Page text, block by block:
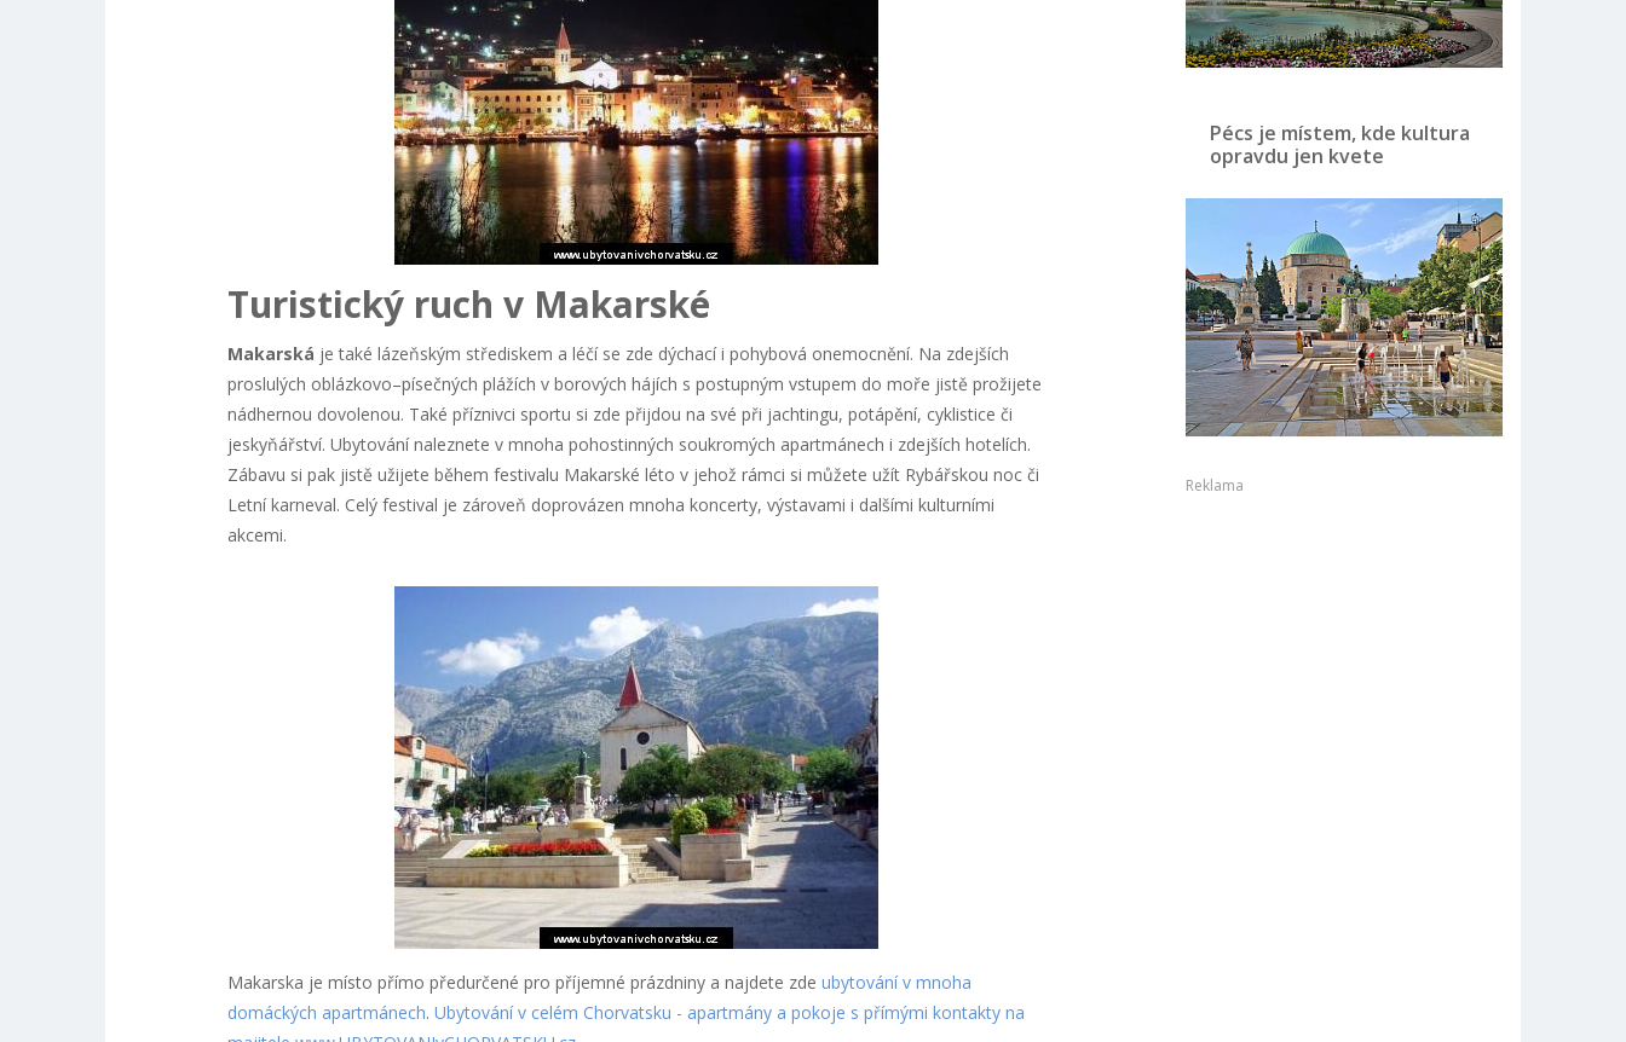
Turistický ruch v Makarské
Makarská je také lázeňským střediskem a léčí se zde dýchací i pohybová onemocnění. Na zdejších
proslulých oblázkovo–písečných plážích v borových hájích s postupným vstupem do moře jistě prožijete
nádhernou dovolenou. Také příznivci sportu si zde přijdou na své při jachtingu, potápění, cyklistice či
jeskyňářství. Ubytování naleznete v mnoha pohostinných soukromých apartmánech i zdejších hotelích.
Zábavu si pak jistě užijete během festivalu Makarské léto v jehož rámci si můžete užít Rybářskou noc či
Letní karneval. Celý festival je zároveň doprovázen mnoha koncerty, výstavami i dalšími kulturními
akcemi.
Makarska je místo přímo předurčené pro příjemné prázdniny a najdete zde ubytování v mnoha
domáckých apartmánech. Ubytování v celém Chorvatsku - apartmány a pokoje s přímými kontakty na
Pécs je místem, kde kultura
opravdu jen kvete
Reklama